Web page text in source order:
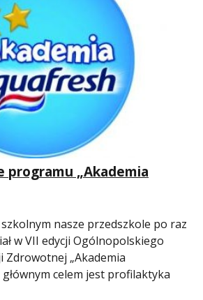
programu „Akademia
nasze przedszkole po raz
w VII edycji Ogólnopolskiego
Zdrowotnej „Akademia
celem jest profilaktyka